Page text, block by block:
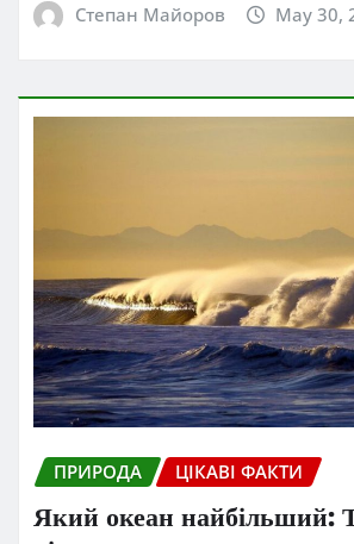
Степан Майоров May 30,
ПРИРОДА ЦІКАВІ ФАКТИ
Який океан найбільший: